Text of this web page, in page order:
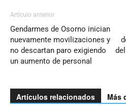
Artículo anterior
Gendarmes de Osorno inician
nuevamente movilizaciones y
no descartan paro exigiendo
un aumento de personal
Artículos relacionados Más